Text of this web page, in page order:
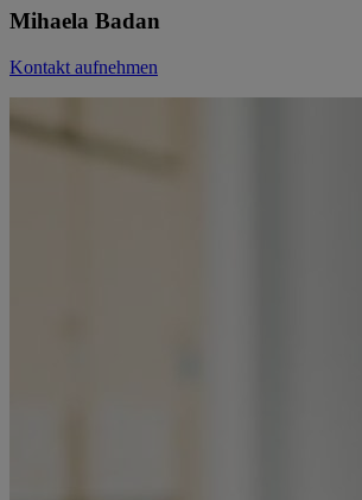
Mihaela Badan
Kontakt aufnehmen